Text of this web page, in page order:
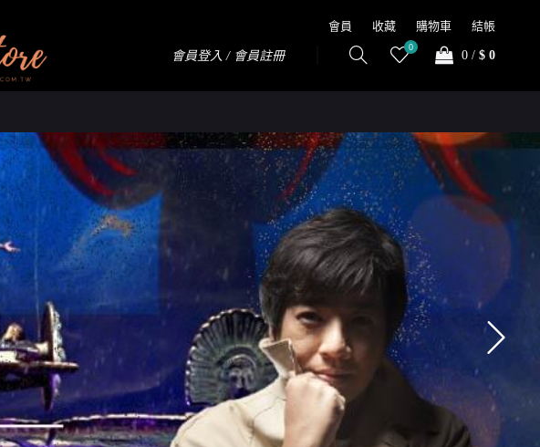
會員 收藏 購物車 結帳
會員登入 / 會員註冊
0
0 / $ 0